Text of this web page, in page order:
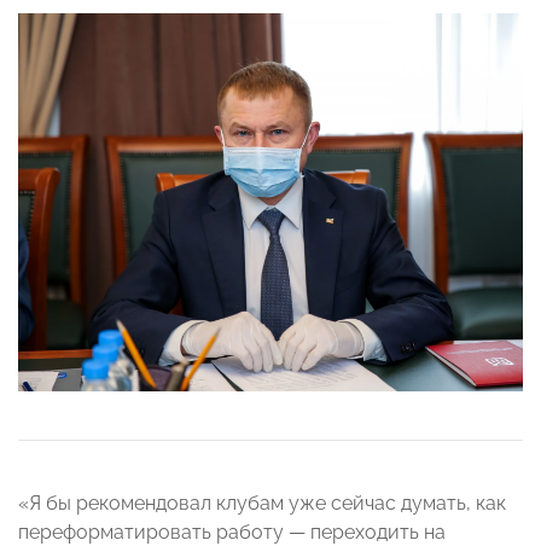
«Я бы рекомендовал клубам уже сейчас думать, как
переформатировать работу — переходить на